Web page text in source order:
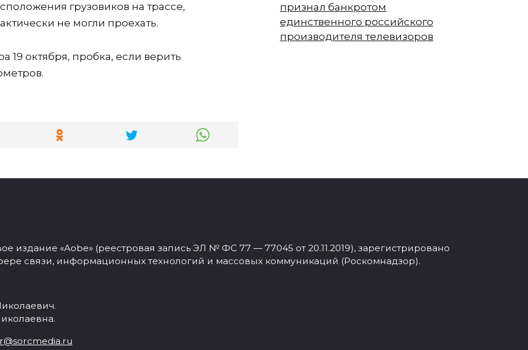
грузовиков на трассе,
не могли проехать.
19 октября, пробка, если верить
признал банкротом
единственного российского
производителя телевизоров
издание «Aobe» (реестровая запись ЭЛ № ФС 77 — 77045 от 20.11.2019), зарегистрировано
связи, информационных технологий и массовых коммуникаций (Роскомнадзор).